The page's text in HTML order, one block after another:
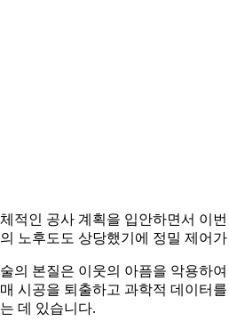
적인 공사 계획을 입안하면서 이번
노후도도 상당했기에 정밀 제어
의 본질은 이웃의 아픔을 악용하
시공을 퇴출하고 과학적 데이터
데 있습니다.